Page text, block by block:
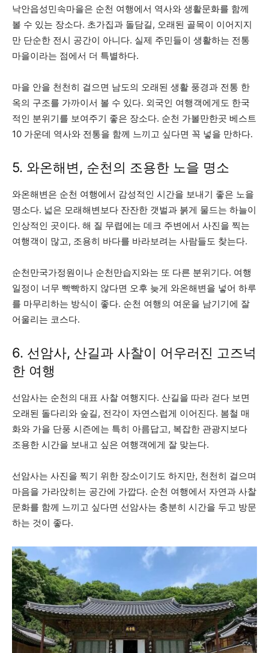
낙안읍성민속마을은 순천 여행에서 역사와 생활문화를 함께
볼 수 있는 장소다. 초가집과 돌담길, 오래된 골목이 이어지지
만 단순한 전시 공간이 아니다. 실제 주민들이 생활하는 전통
마을이라는 점에서 더 특별하다.
마을 안을 천천히 걸으면 남도의 오래된 생활 풍경과 전통 한
옥의 구조를 가까이서 볼 수 있다. 외국인 여행객에게도 한국
적인 분위기를 보여주기 좋은 장소다. 순천 가볼만한곳 베스트
10 가운데 역사와 전통을 함께 느끼고 싶다면 꼭 넣을 만하다.
5. 와온해변, 순천의 조용한 노을 명소
와온해변은 순천 여행에서 감성적인 시간을 보내기 좋은 노을
명소다. 넓은 모래해변보다 잔잔한 갯벌과 붉게 물드는 하늘이
인상적인 곳이다. 해 질 무렵에는 데크 주변에서 사진을 찍는
여행객이 많고, 조용히 바다를 바라보려는 사람들도 찾는다.
순천만국가정원이나 순천만습지와는 또 다른 분위기다. 여행
일정이 너무 빡빡하지 않다면 오후 늦게 와온해변을 넣어 하루
를 마무리하는 방식이 좋다. 순천 여행의 여운을 남기기에 잘
어울리는 코스다.
6. 선암사, 산길과 사찰이 어우러진 고즈넉
한 여행
선암사는 순천의 대표 사찰 여행지다. 산길을 따라 걷다 보면
오래된 돌다리와 숲길, 전각이 자연스럽게 이어진다. 봄철 매
화와 가을 단풍 시즌에는 특히 아름답고, 복잡한 관광지보다
조용한 시간을 보내고 싶은 여행객에게 잘 맞는다.
선암사는 사진을 찍기 위한 장소이기도 하지만, 천천히 걸으며
마음을 가라앉히는 공간에 가깝다. 순천 여행에서 자연과 사찰
문화를 함께 느끼고 싶다면 선암사는 충분히 시간을 두고 방문
하는 것이 좋다.